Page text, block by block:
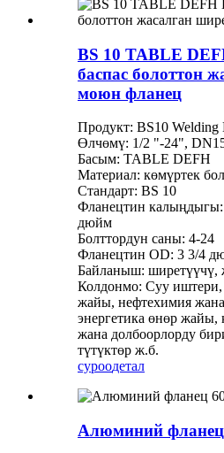
BS 10 TABLE
баспас болоттон
моюн фланец
Продукт: BS10 Welding
Өлчөмү: 1/2 "-24",
Басым: TABLE DEFH
Материал: көмүртек
Стандарт: BS 10
Фланецтин
дюйм
Болттордун саны: 4-24
Фланецтин OD: 3 3/4
Байланыш: ширетүүчү,
Колдонмо: Суу иштери,
жайы, нефтехимия
энергетика өнөр
жана долбоорлорду
түтүктөр ж.б.
суроодетал
Алюминий фланец